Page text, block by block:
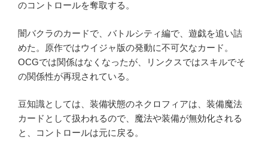
のコントロールを奪取する。
闇バクラのカードで、バトルシティ編で、遊戯を追い詰
めた。原作ではウイジャ版の発動に不可欠なカード。
OCGでは関係はなくなったが、リンクスではスキルでそ
の関係性が再現されている。
豆知識としては、装備状態のネクロフィアは、装備魔法
カードとして扱われるので、魔法や装備が無効化される
と、コントロールは元に戻る。